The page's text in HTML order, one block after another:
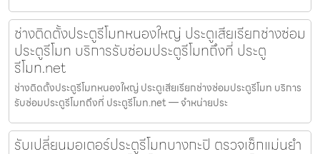
ช่างติดตั้งประตูรีโมทหนองใหญ่ ประตูเสียเรียกช่างซ่อม
ประตูรีโมท บริการรับซ่อมประตูรีโมทถึงที่ ประตู
รีโมท.net
ช่างติดตั้งประตูรีโมทหนองใหญ่ ประตูเสียเรียกช่างซ่อมประตูรีโมท บริการ
รับซ่อมประตูรีโมทถึงที่ ประตูรีโมท.net — จำหน่ายประ
รับเปลี่ยนมอเตอร์ประตูรีโมทบางกะปิ ตรวจเช็กแม่นยำ